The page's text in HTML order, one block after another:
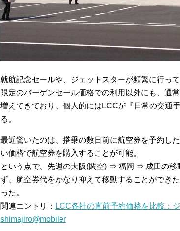
就航記念セールや、ジェットスターが頻繁に行っ
限定のバーゲンセール価格での利用以外にも、通
増えてきており、個人的にはLCCが『日常の交通
る。
最近驚いたのは、搭乗の数日前に航空券を予約し
い価格で航空券を購入することが可能。
という点で、先週の大阪(関空) ⇒ 福岡 ⇒ 成田の移
ず、航空券代をかなり抑えて移動することができ
った。
関連エントリ： LCC各社の直前予約価格を比較：
shimajiro@mobiler